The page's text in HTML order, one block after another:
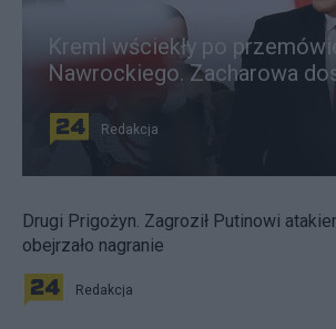
Kreml wściekły po
Nawrockiego. Zacharowa
Redakcja
Drugi Prigożyn. Zagroził Putinowi
obejrzało nagranie
Redakcja